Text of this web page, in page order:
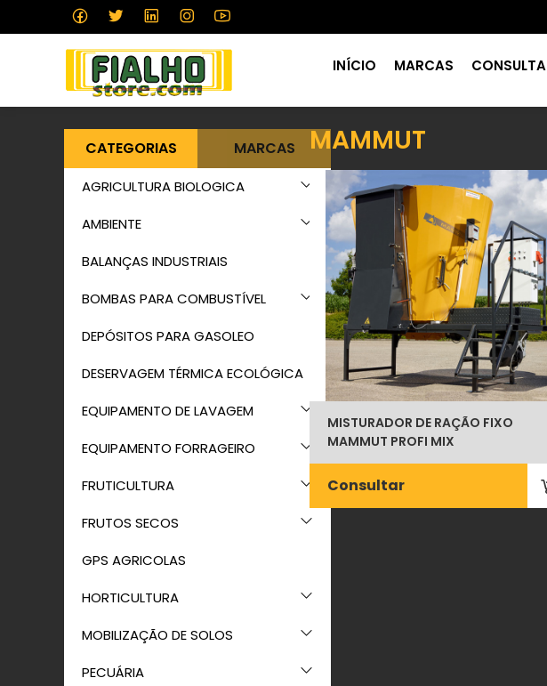
INÍCIO MARCAS CONSULTA
CATEGORIAS MARCAS
AGRICULTURA BIOLOGICA
AMBIENTE
BALANÇAS INDUSTRIAIS
BOMBAS PARA COMBUSTÍVEL
DEPÓSITOS PARA GASOLEO
DESERVAGEM TÉRMICA ECOLÓGICA
EQUIPAMENTO DE LAVAGEM
EQUIPAMENTO FORRAGEIRO
FRUTICULTURA
FRUTOS SECOS
GPS AGRICOLAS
HORTICULTURA
MOBILIZAÇÃO DE SOLOS
PECUÁRIA
MAMMUT
MISTURADOR DE RAÇÃO FIXO
MAMMUT PROFI MIX
Consultar